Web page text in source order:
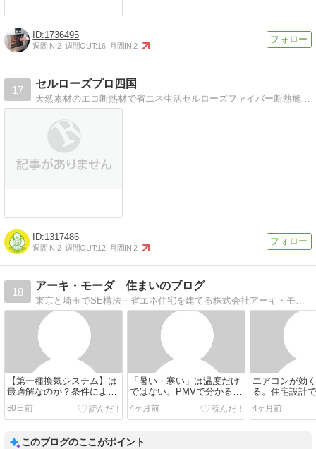
1736495
週間IN:2 週間OUT:16 月間IN:2
17
セルローズプロ四国
天然素材のエコ断熱材で省エネ生活セルローズファイバー断熱施工専門店です、
1317486
週間IN:2 週間OUT:12 月間IN:2
18
アーキ・モーダ 住まいのブログ
【第一種換気システム】は
最適解なのか？条件によっ
て変わるその答えとは
80日前
「暑い・寒い」は温度だけ
ではない。PMVで分かる本
当の快適さとは？
4ヶ月前
エアコンが効
る。住宅設計
べき「熱の３
4ヶ月前
このブログのここがポイント